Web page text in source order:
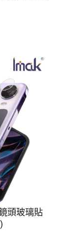
頭玻璃貼